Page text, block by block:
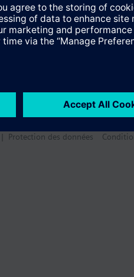
| Protection des données